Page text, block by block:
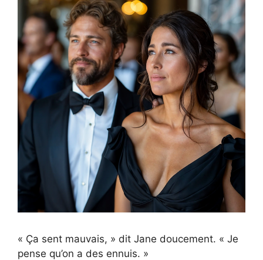
« Ça sent mauvais, » dit Jane doucement. « Je
pense qu’on a des ennuis. »